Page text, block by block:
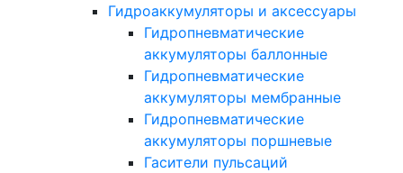
Гидроаккумуляторы и аксессуары
Гидропневматические
аккумуляторы баллонные
Гидропневматические
аккумуляторы мембранные
Гидропневматические
аккумуляторы поршневые
Гасители пульсаций